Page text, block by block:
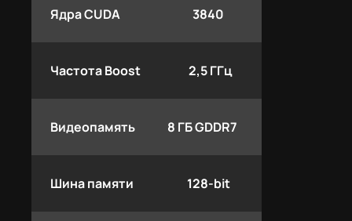
Ядра CUDA 3840
Частота Boost 2,5 ГГц
Видеопамять 8 ГБ GDDR7
Шина памяти 128-bit